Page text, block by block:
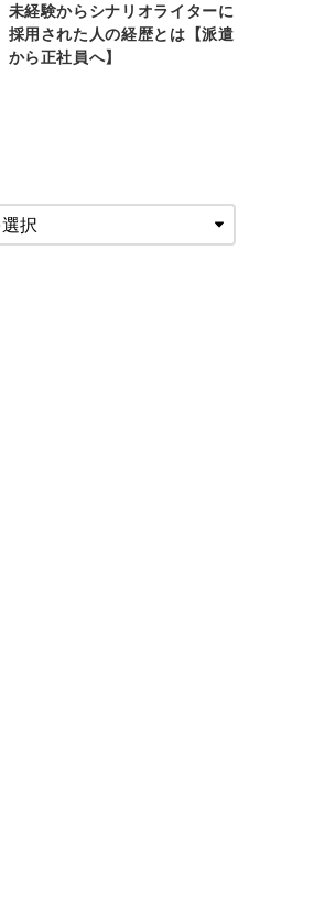
未経験からシナリオライターに
採用された人の経歴とは【派遣
から正社員へ】